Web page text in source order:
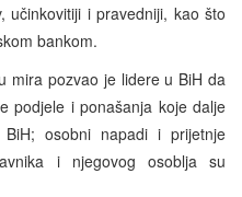
učinkovitiji i pravedniji, kao što
bankom.
mira pozvao je lidere u BiH da
podjele i ponašanja koje dalje
osobni napadi i prijetnje
i njegovog osoblja su